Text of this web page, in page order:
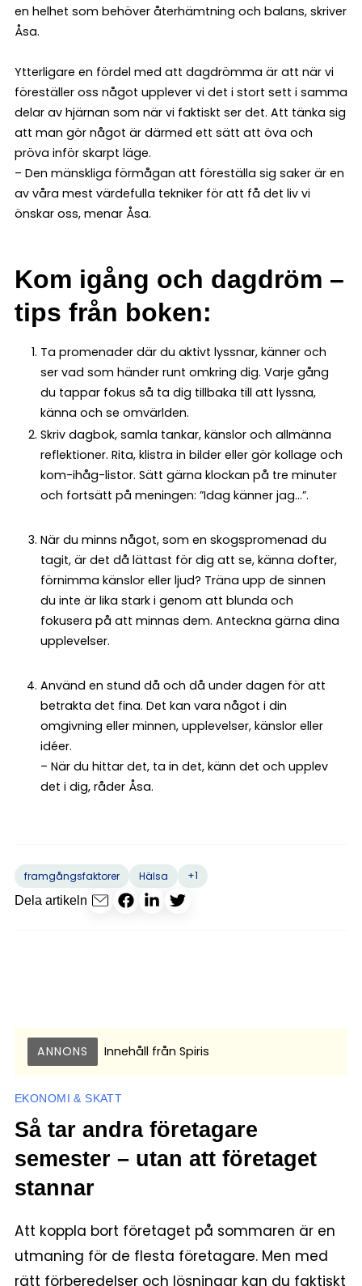
en helhet som behöver återhämtning och balans, skriver
Åsa.
Ytterligare en fördel med att dagdrömma är att när vi
föreställer oss något upplever vi det i stort sett i samma
delar av hjärnan som när vi faktiskt ser det. Att tänka sig
att man gör något är därmed ett sätt att öva och
pröva inför skarpt läge.
– Den mänskliga förmågan att föreställa sig saker är en
av våra mest värdefulla tekniker för att få det liv vi
önskar oss, menar Åsa.
Kom igång och dagdröm –
tips från boken:
Ta promenader där du aktivt lyssnar, känner och
ser vad som händer runt omkring dig. Varje gång
du tappar fokus så ta dig tillbaka till att lyssna,
känna och se omvärlden.
Skriv dagbok, samla tankar, känslor och allmänna
reflektioner. Rita, klistra in bilder eller gör kollage och
kom-ihåg-listor. Sätt gärna klockan på tre minuter
och fortsätt på meningen: ”Idag känner jag...”.
När du minns något, som en skogspromenad du
tagit, är det då lättast för dig att se, känna dofter,
förnimma känslor eller ljud? Träna upp de sinnen
du inte är lika stark i genom att blunda och
fokusera på att minnas dem. Anteckna gärna dina
upplevelser.
Använd en stund då och då under dagen för att
betrakta det fina. Det kan vara något i din
omgivning eller minnen, upplevelser, känslor eller
idéer.
– När du hittar det, ta in det, känn det och upplev
det i dig, råder Åsa.
framgångsfaktorer Hälsa
+1
Dela artikeln
ANNONS Innehåll från Spiris
EKONOMI & SKATT
Så tar andra företagare
semester – utan att företaget
stannar
Att koppla bort företaget på sommaren är en
utmaning för de flesta företagare. Men med
rätt förberedelser och lösningar kan du faktiskt